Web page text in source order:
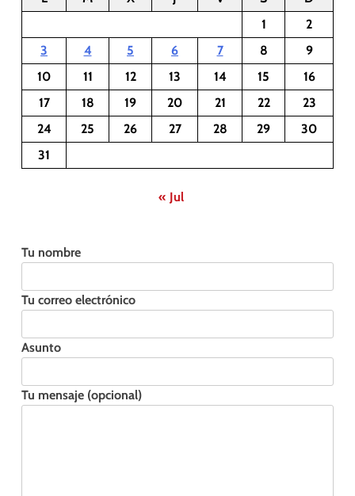
1
2
3
4 5 6 7 8
9
10
11 12 13 14 15
16
17
18 19 20 21 22
23
24
25 26 27 28 29
30
31
« Jul
Tu nombre
Tu correo electrónico
Asunto
Tu mensaje (opcional)